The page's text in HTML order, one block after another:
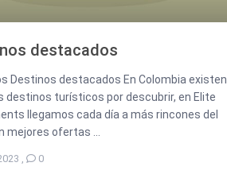
destacados
Destinos destacados En Colombia existen
destinos turísticos por descubrir, en Elite
llegamos cada día a más rincones del
mejores ofertas ...
, 0